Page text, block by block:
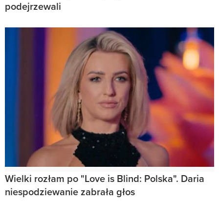
podejrzewali
Wielki rozłam po "Love is Blind: Polska". Daria
niespodziewanie zabrała głos